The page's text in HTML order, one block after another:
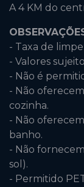
A 4 KM do
- Taxa de
- Valores
- Não é
- Não
cozinha.
- Não
banho.
- Não
sol).
- Permitido